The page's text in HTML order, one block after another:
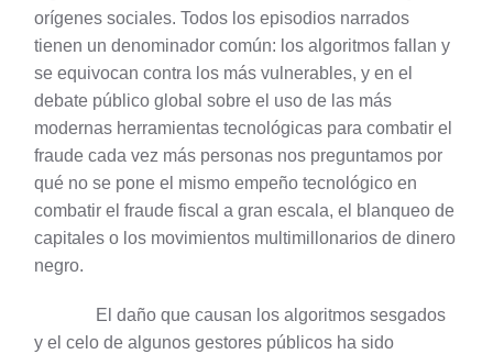
orígenes sociales. Todos los episodios narrados
tienen un denominador común: los algoritmos fallan y
se equivocan contra los más vulnerables, y en el
debate público global sobre el uso de las más
modernas herramientas tecnológicas para combatir el
fraude cada vez más personas nos preguntamos por
qué no se pone el mismo empeño tecnológico en
combatir el fraude fiscal a gran escala, el blanqueo de
capitales o los movimientos multimillonarios de dinero
negro.
El daño que causan los algoritmos sesgados
y el celo de algunos gestores públicos ha sido